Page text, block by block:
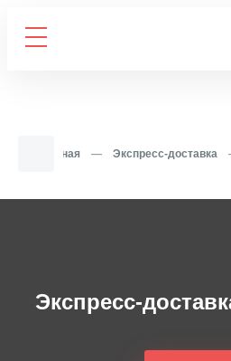
Главная — Экспресс-доставка
Экспресс-